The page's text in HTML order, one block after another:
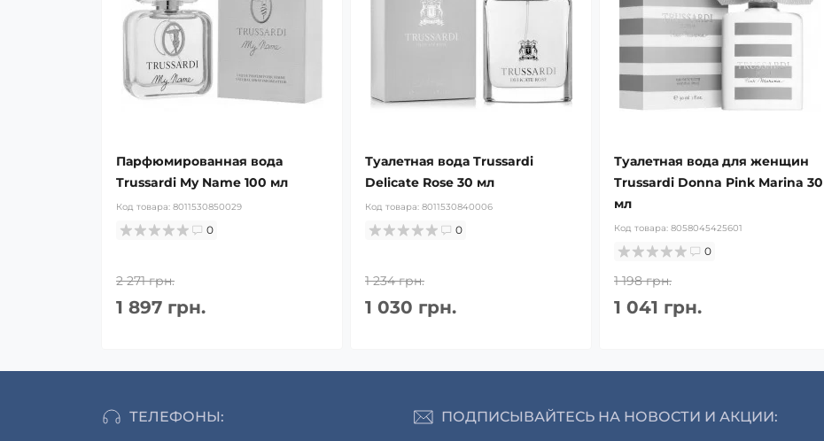
Парфюмированная вода
Trussardi My Name 100 мл
Код товара: 8011530850029
0
2 271 грн.
1 897 грн.
Туалетная вода Trussardi
Delicate Rose 30 мл
Код товара: 8011530840006
0
1 234 грн.
1 030 грн.
Туалетная вода для женщин
Trussardi Donna Pink Marina 30
мл
Код товара: 8058045425601
0
1 198 грн.
1 041 грн.
ТЕЛЕФОНЫ: ПОДПИСЫВАЙТЕСЬ НА НОВОСТИ И АКЦИИ: